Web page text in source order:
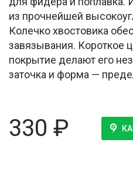
из прочнейшей
Колечко хвостовика
завязывания. Короткое
покрытие делают его
заточка и форма —
330 ₽